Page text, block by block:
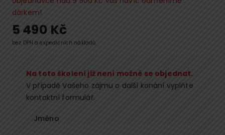
dárkem!
5 490 Kč
bez DPH a expedičních nákladů.
Na toto školení již není možné se objednat.
V případě Vašeho zájmu o další konání vyplňte
kontaktní formulář.
Jméno